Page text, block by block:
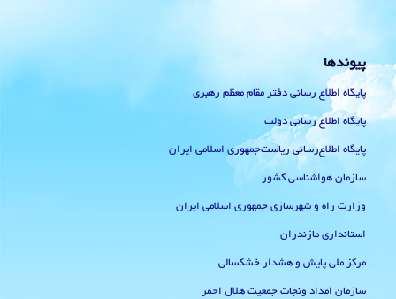
پیوندها
پایگاه اطلاع رسانی دفتر مقام معظم رهبری
پایگاه اطلاع رسانی دولت
پایگاه اطلاع‌رسانی ریاست‌جمهوری اسلامی ایران
سازمان هواشناسی کشور
وزارت راه و شهرسازی جمهوری اسلامی ایران
استانداری مازندران
مرکز ملی پایش و هشدار خشکسالی
سازمان امداد ونجات جمعیت هلال احمر